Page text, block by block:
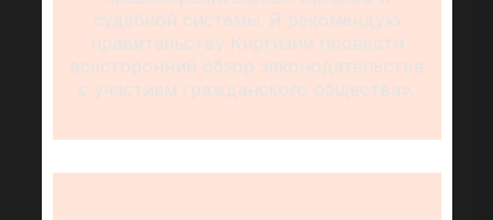
судебной системы. Я рекомендую
правительству Киргизии провести
всесторонний обзор законодательства
с участием гражданского общества».